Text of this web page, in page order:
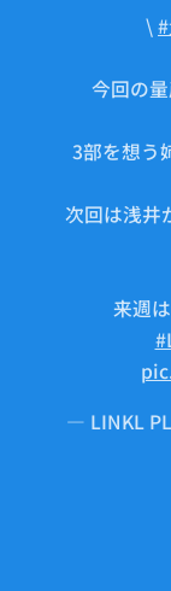
\
今回の
3部を想う
次回は浅井
来週
— LINKL